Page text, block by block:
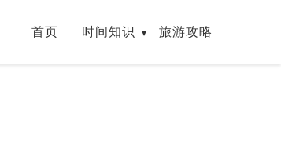
首页 时间知识 旅游攻略